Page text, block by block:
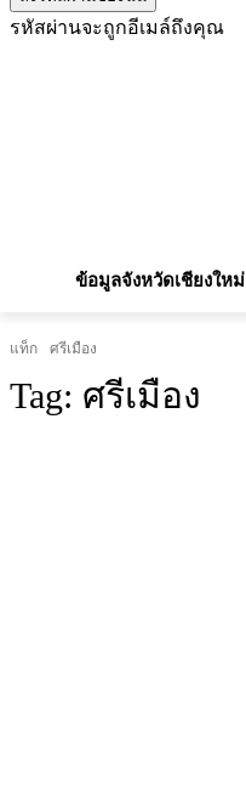
รหัสผ่านจะถูกอีเมล์ถึงคุณ
ข้อมูลจังหวัดเชียงใหม่
แท็ก ศรีเมือง
Tag: ศรีเมือง